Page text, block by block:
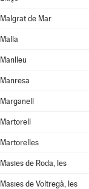
Malgrat de Mar
Malla
Manlleu
Manresa
Marganell
Martorell
Martorelles
Masies de Roda, les
Masies de Voltregà, les